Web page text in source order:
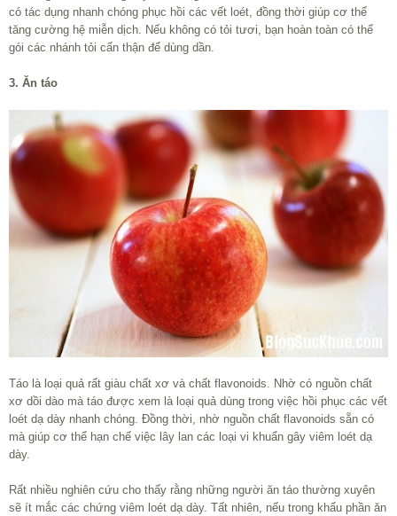
có tác dụng nhanh chóng phục hồi các vết loét, đồng thời giúp cơ thể
tăng cường hệ miễn dịch. Nếu không có tỏi tươi, bạn hoàn toàn có thể
gói các nhánh tỏi cẩn thận để dùng dần.
3. Ăn táo
Táo là loại quả rất giàu chất xơ và chất flavonoids. Nhờ có nguồn chất
xơ dồi dào mà táo được xem là loại quả dùng trong việc hồi phục các vết
loét dạ dày nhanh chóng. Đồng thời, nhờ nguồn chất flavonoids sẵn có
mà giúp cơ thể hạn chế việc lây lan các loại vi khuẩn gây viêm loét dạ
dày.
Rất nhiều nghiên cứu cho thấy rằng những người ăn táo thường xuyên
sẽ ít mắc các chứng viêm loét dạ dày. Tất nhiên, nếu trong khẩu phần ăn